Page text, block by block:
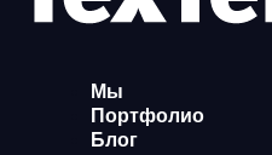
Мы
Портфолио
Блог